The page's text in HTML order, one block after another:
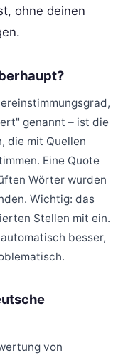
ohne deinen
genannt – ist die
die mit Quellen
Eine Quote
Wörter wurden
Wichtig: das
Stellen mit ein.
besser,
von